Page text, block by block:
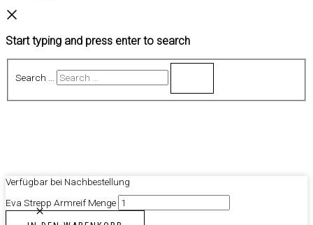
Start typing and press enter to search
Search …
Verfügbar bei Nachbestellung
Eva Strepp Armreif Menge